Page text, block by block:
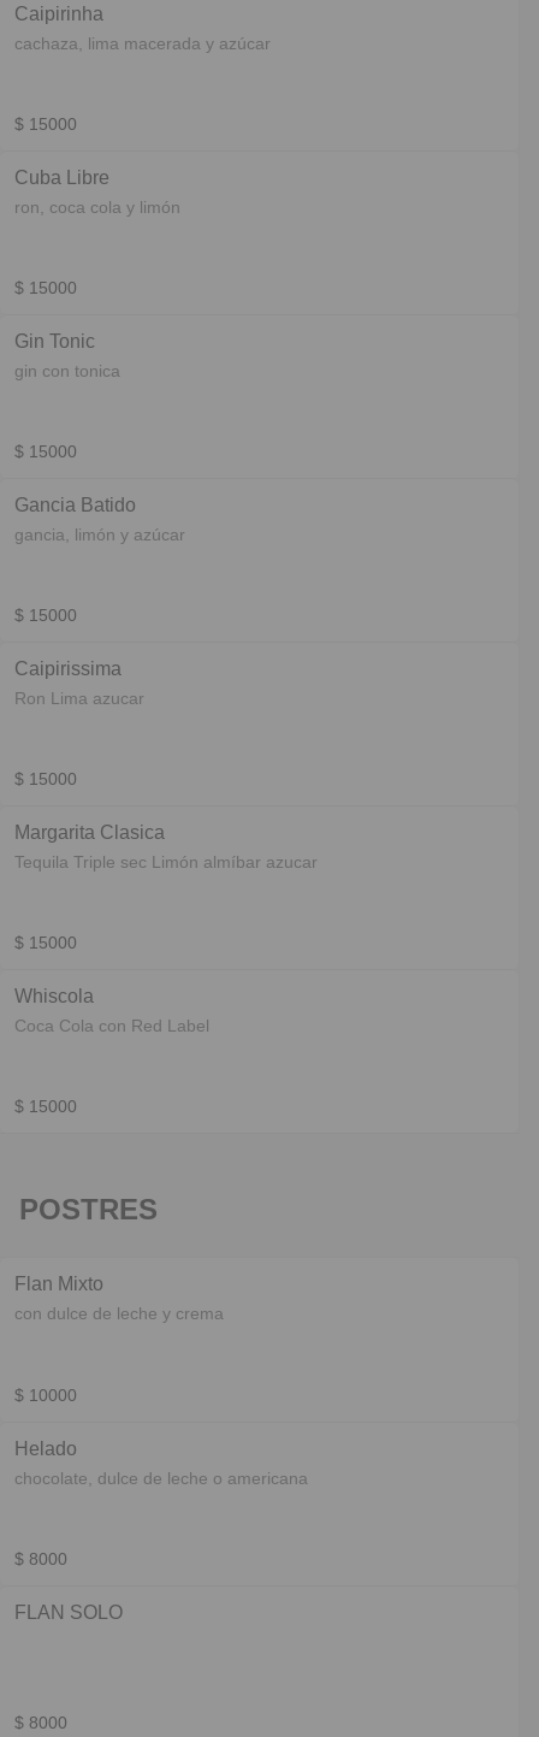
Caipirinha
cachaza, lima macerada y azúcar
$ 15000
Cuba Libre
ron, coca cola y limón
$ 15000
Gin Tonic
gin con tonica
$ 15000
Gancia Batido
gancia, limón y azúcar
$ 15000
Caipirissima
Ron Lima azucar
$ 15000
Margarita Clasica
Tequila Triple sec Limón almíbar azucar
$ 15000
Whiscola
Coca Cola con Red Label
$ 15000
POSTRES
Flan Mixto
con dulce de leche y crema
$ 10000
Helado
chocolate, dulce de leche o americana
$ 8000
FLAN SOLO
$ 8000